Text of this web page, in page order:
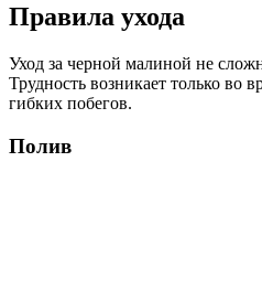
Правила ухода
Уход за черной малиной не
Трудность возникает только во
гибких побегов.
Полив